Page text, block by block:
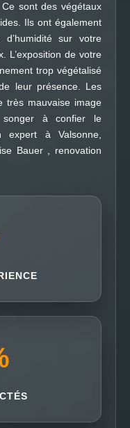
sont des végétaux
Ils ont également
sur votre
L’exposition de votre
trop végétalisé
leur présence. Les
très mauvaise image
à confier le
à Valsonne,
Bauer , renovation